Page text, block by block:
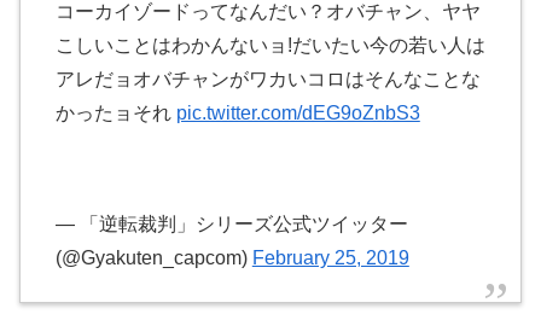
コーカイゾードってなんだい？オバチャン、ヤヤ
こしいことはわかんないョ!だいたい今の若い人は
アレだョオバチャンがワカいコロはそんなことな
かったョそれ pic.twitter.com/dEG9oZnbS3
— 「逆転裁判」シリーズ公式ツイッター
(@Gyakuten_capcom) February 25, 2019